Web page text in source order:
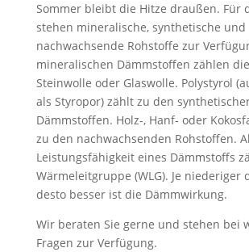
Sommer bleibt die Hitze draußen. Für
stehen mineralische, synthetische und
nachwachsende Rohstoffe zur
mineralischen Dämmstoffen zählen
Steinwolle oder Glaswolle. Polystyrol
als Styropor) zählt zu den
Dämmstoffen. Holz-, Hanf- oder
zu den nachwachsenden Rohstoffen.
Leistungsfähigkeit eines Dämmstoffs
Wärmeleitgruppe (WLG). Je niederiger
desto besser ist die Dämmwirkung.
Wir beraten Sie gerne und stehen bei
Fragen zur Verfügung.